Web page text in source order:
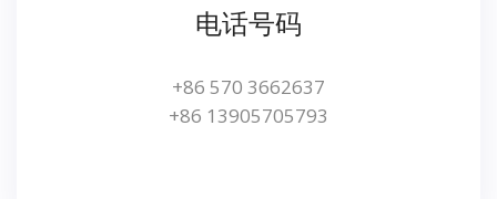
电话号码
+86 570 3662637
+86 13905705793